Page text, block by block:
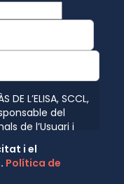
DE L’ELISA, SCCL,
del
de l’Usuari i
les normatives
el
i el
Política de